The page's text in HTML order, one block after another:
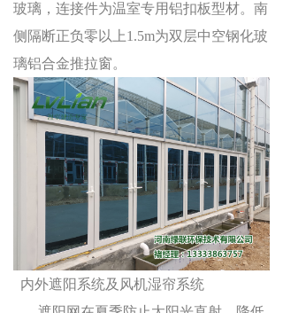
玻璃，连接件为温室专用铝扣板型材。南
侧隔断正负零以上1.5m为双层中空钢化玻
璃铝合金推拉窗。
内外遮阳系统及风机湿帘系统